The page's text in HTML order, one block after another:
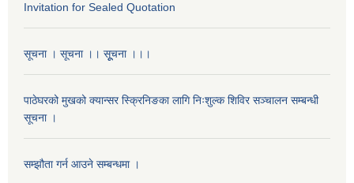
Invitation for Sealed Quotation
सूचना । सूचना ।। सूूचना ।।।
पाठेघरको मुखको क्यान्सर स्क्रिनिङका लागि निःशुल्क शिविर सञ्चालन सम्बन्धी
सूचना ।
सम्झौता गर्न आउने सम्बन्धमा ।